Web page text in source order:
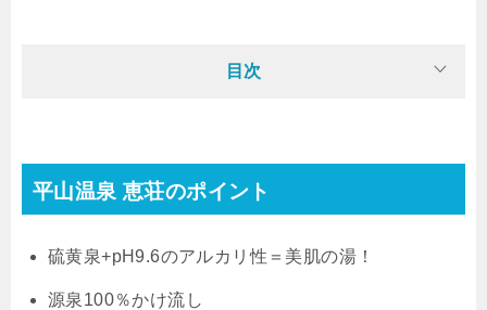
目次
平山温泉 恵荘のポイント
硫黄泉+pH9.6のアルカリ性＝美肌の湯！
源泉100％かけ流し